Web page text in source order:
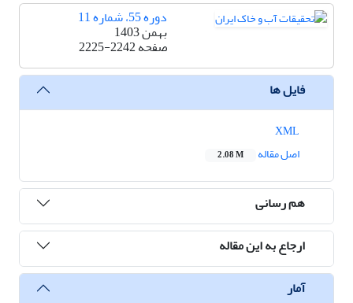
دوره 55، شماره 11
بهمن 1403
صفحه2225-2242
فایل ها
اصل مقاله
2.08 M
هم رسانی
ارجاع به این مقاله
آمار